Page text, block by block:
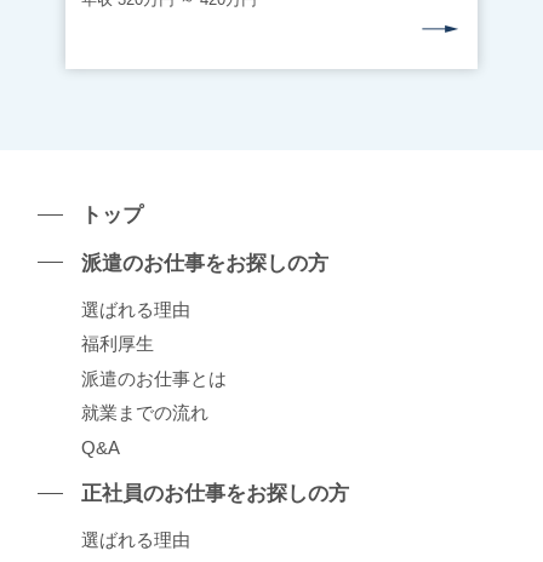
トップ
派遣のお仕事をお探しの⽅
選ばれる理由
福利厚生
派遣のお仕事とは
就業までの流れ
Q&A
正社員のお仕事をお探しの⽅
選ばれる理由